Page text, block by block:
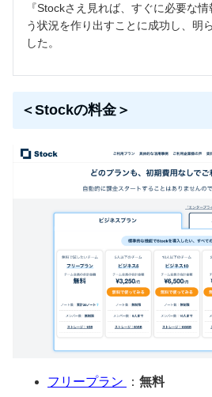
『Stockさえ見れば、すぐに必要な
う状況を作り出すことに成功し、明
した。
＜Stockの料金＞
フリープラン ： 無料